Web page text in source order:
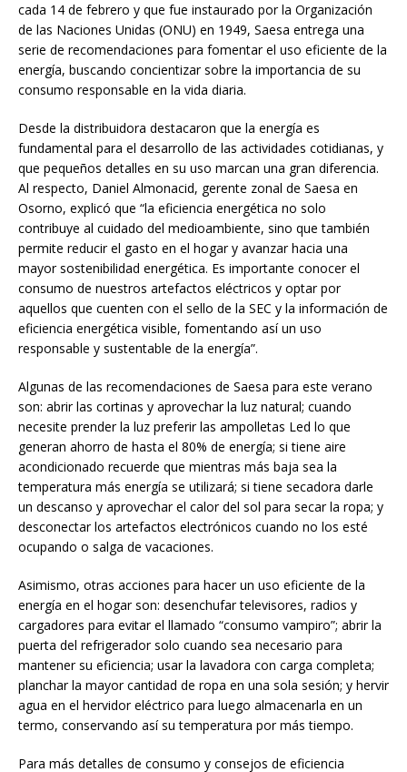
cada 14 de febrero y que fue instaurado por la Organización
de las Naciones Unidas (ONU) en 1949, Saesa entrega una
serie de recomendaciones para fomentar el uso eficiente de la
energía, buscando concientizar sobre la importancia de su
consumo responsable en la vida diaria.
Desde la distribuidora destacaron que la energía es
fundamental para el desarrollo de las actividades cotidianas, y
que pequeños detalles en su uso marcan una gran diferencia.
Al respecto, Daniel Almonacid, gerente zonal de Saesa en
Osorno, explicó que “la eficiencia energética no solo
contribuye al cuidado del medioambiente, sino que también
permite reducir el gasto en el hogar y avanzar hacia una
mayor sostenibilidad energética. Es importante conocer el
consumo de nuestros artefactos eléctricos y optar por
aquellos que cuenten con el sello de la SEC y la información de
eficiencia energética visible, fomentando así un uso
responsable y sustentable de la energía”.
Algunas de las recomendaciones de Saesa para este verano
son: abrir las cortinas y aprovechar la luz natural; cuando
necesite prender la luz preferir las ampolletas Led lo que
generan ahorro de hasta el 80% de energía; si tiene aire
acondicionado recuerde que mientras más baja sea la
temperatura más energía se utilizará; si tiene secadora darle
un descanso y aprovechar el calor del sol para secar la ropa; y
desconectar los artefactos electrónicos cuando no los esté
ocupando o salga de vacaciones.
Asimismo, otras acciones para hacer un uso eficiente de la
energía en el hogar son: desenchufar televisores, radios y
cargadores para evitar el llamado “consumo vampiro”; abrir la
puerta del refrigerador solo cuando sea necesario para
mantener su eficiencia; usar la lavadora con carga completa;
planchar la mayor cantidad de ropa en una sola sesión; y hervir
agua en el hervidor eléctrico para luego almacenarla en un
termo, conservando así su temperatura por más tiempo.
Para más detalles de consumo y consejos de eficiencia